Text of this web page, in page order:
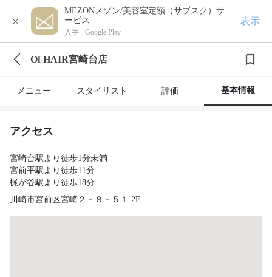
×
MEZONメゾン/美容室定額（サブスク）サ
ービス
入手 - Google Play
表示
Of HAIR宮崎台店
メニュー スタイリスト 評価 基本情報
アクセス
宮崎台駅より徒歩1分未満
宮前平駅より徒歩11分
梶が谷駅より徒歩18分
川崎市宮前区宮崎２－８－５１ 2F